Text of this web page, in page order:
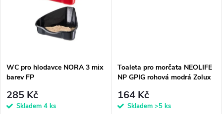
ů
WC pro hlodavce NORA 3 mix
barev FP
285 Kč
Skladem 4 ks
Toaleta pro morčata NEOLIFE
NP GPIG rohová modrá Zolux
164 Kč
Skladem >5 ks